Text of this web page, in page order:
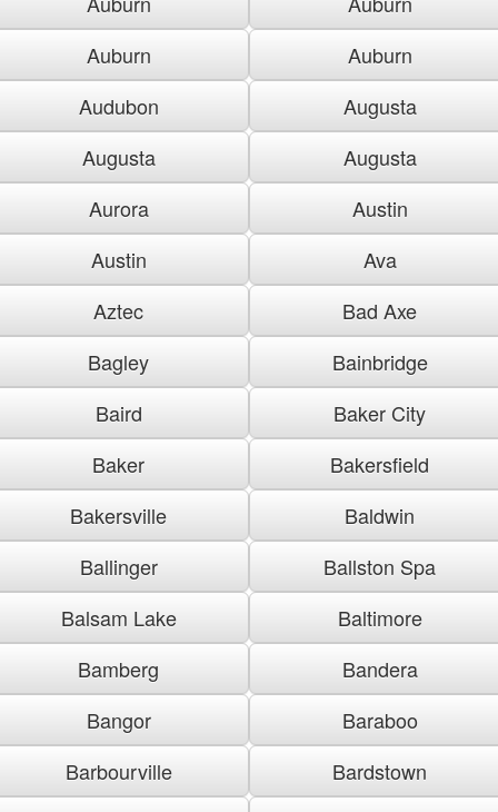
Auburn
Auburn
Audubon
Augusta
Augusta
Augusta
Aurora
Austin
Austin
Ava
Aztec
Bad Axe
Bagley
Bainbridge
Baird
Baker City
Baker
Bakersfield
Bakersville
Baldwin
Ballinger
Ballston Spa
Balsam Lake
Baltimore
Bamberg
Bandera
Bangor
Baraboo
Barbourville
Bardstown